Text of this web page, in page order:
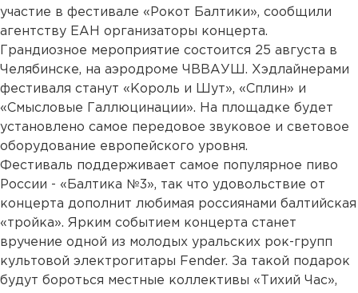
участие в фестивале «Рокот Балтики», сообщили
агентству ЕАН организаторы концерта.
Грандиозное мероприятие состоится 25 августа в
Челябинске, на аэродроме ЧВВАУШ. Хэдлайнерами
фестиваля станут «Король и Шут», «Сплин» и
«Смысловые Галлюцинации». На площадке будет
установлено самое передовое звуковое и световое
оборудование европейского уровня.
Фестиваль поддерживает самое популярное пиво
России - «Балтика №3», так что удовольствие от
концерта дополнит любимая россиянами балтийская
«тройка». Ярким событием концерта станет
вручение одной из молодых уральских рок-групп
культовой электрогитары Fender. За такой подарок
будут бороться местные коллективы «Тихий Час»,